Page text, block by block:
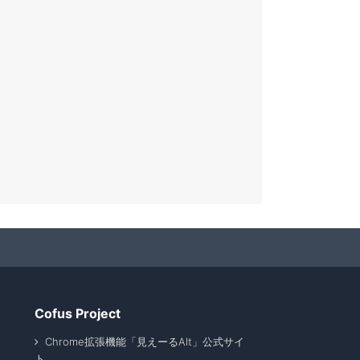
Cofus Project
Chrome拡張機能「見えーるAlt」公式サイ